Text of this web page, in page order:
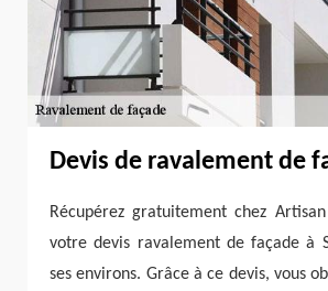
Devis de ravalement de
Récupérez gratuitement chez
votre devis ravalement de façade à
ses environs. Grâce à ce devis, vous